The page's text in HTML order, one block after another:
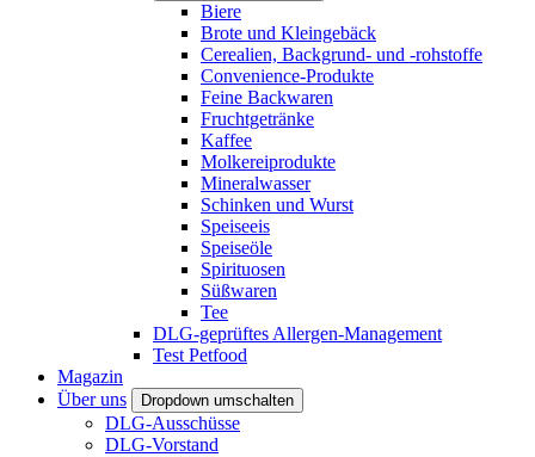
Biere
Brote und Kleingebäck
Cerealien, Backgrund- und -rohstoffe
Convenience-Produkte
Feine Backwaren
Fruchtgetränke
Kaffee
Molkereiprodukte
Mineralwasser
Schinken und Wurst
Speiseeis
Speiseöle
Spirituosen
Süßwaren
Tee
DLG-geprüftes Allergen-Management
Test Petfood
Magazin
Über uns
Dropdown umschalten
DLG-Ausschüsse
DLG-Vorstand